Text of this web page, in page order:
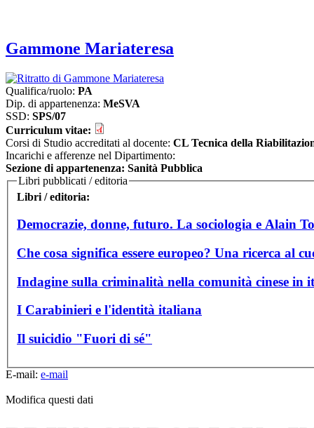
Gammone Mariateresa
Qualifica/ruolo: PA
Dip. di appartenenza: MeSVA
SSD: SPS/07
Curriculum vitae:
Corsi di Studio accreditati al docente: CL Tecnica della
Incarichi e afferenze nel Dipartimento:
Sezione di appartenenza: Sanità Pubblica
Libri pubblicati / editoria
Libri / editoria:
Democrazie, donne, futuro. La sociologia e Alain
Che cosa significa essere europeo? Una ricerca al
Indagine sulla criminalità nella comunità cinese in
I Carabinieri e l'identità italiana
Il suicidio "Fuori di sé"
E-mail: e-mail
Modifica questi dati